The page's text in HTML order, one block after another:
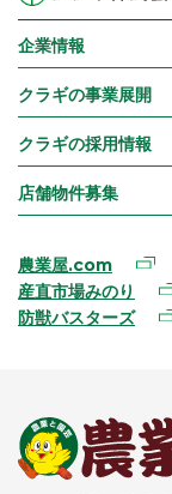
企業情報
クラギの事業展開
クラギの採用情報
店舗物件募集
農業屋.com
産直市場みのり
防獣バスターズ